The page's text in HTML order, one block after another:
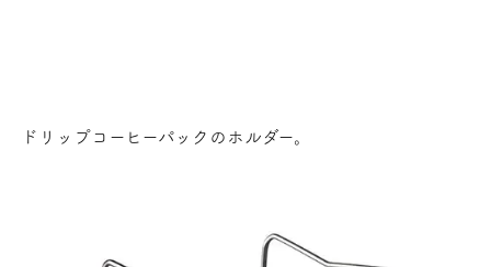
ドリップコーヒーパックのホルダー。